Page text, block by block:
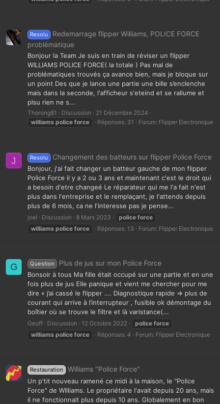
Resolu
Redemarrage flipper Williams, POLICE FORCE
problématique
Bonjour la Team Je suis en train de réviser un flipper
WILLIAMS POLICE FORCE( la totale ) Pas mal de
problématiques trouvés ça avance bien, mais je bloque sur
un point Des que je lance une partie une bille s’enclenche
mais dans la seconde, l'afficheur s'eteind et se rallume et
plsu rien ne s...
Thorong81 Discussion
21 Décembre 2024
williams police force Réponses: 31 Forum: Flipper Electronique
J Resolu Changement des batteurs sur flipper Police Force
Bonjour, j'ai fait changer un batteur gauche de mon flipper
Police Force il y a 2 ou 3 ans et maintenant c'est le droit qui
a besoin d'etre changeé Le réparateur qui me l'a fait n'est
plus dans l'entreprise et le remplaçant, je l'attends depuis
plus de 6 mois, ca ne l'interesse pas je pense...
joel Discussion 8 Mars 2023 police force
williams police force Réponses: 13 Forum: Flipper Electronique
G Question Plus de jus sur mon Police Force
Bonsoir à tous Ma fille était occupé sur une partie et en une
fois plus de jus Elle panique et vient me chercher pour me
dire « j’ai cassé le flipper …. Diagnostique rapide => plus de
courant qui arrive à l’interrupteur , fusible ok démontage du
boîtier où se trouve le filtre et là varistance(...
Geoff Discussion 12 Octobre 2022 police force
williams police force Réponses: 4 Forum: Flipper Electronique
Restauration Williams "Police Force"
Un p'tit nouveau ramené ce midi à la maison, le "Police
Force" de WIlliams. Le propriétaire l'avait depuis 20 ans, mais
il ne fonctionnait plus depuis 10 ans. Globalement en bon